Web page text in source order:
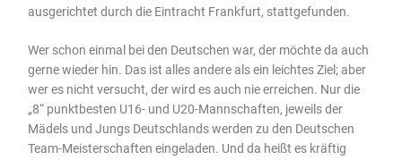
ausgerichtet durch die Eintracht Frankfurt, stattgefunden.
Wer schon einmal bei den Deutschen war, der möchte da auch
gerne wieder hin. Das ist alles andere als ein leichtes Ziel; aber
wer es nicht versucht, der wird es auch nie erreichen. Nur die
„8“ punktbesten U16- und U20-Mannschaften, jeweils der
Mädels und Jungs Deutschlands werden zu den Deutschen
Team-Meisterschaften eingeladen. Und da heißt es kräftig